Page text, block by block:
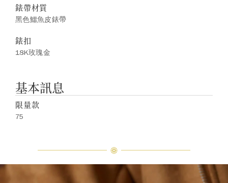
錶帶材質
黑色鱷魚皮錶帶
錶扣
18K玫瑰金
基本訊息
限量款
75